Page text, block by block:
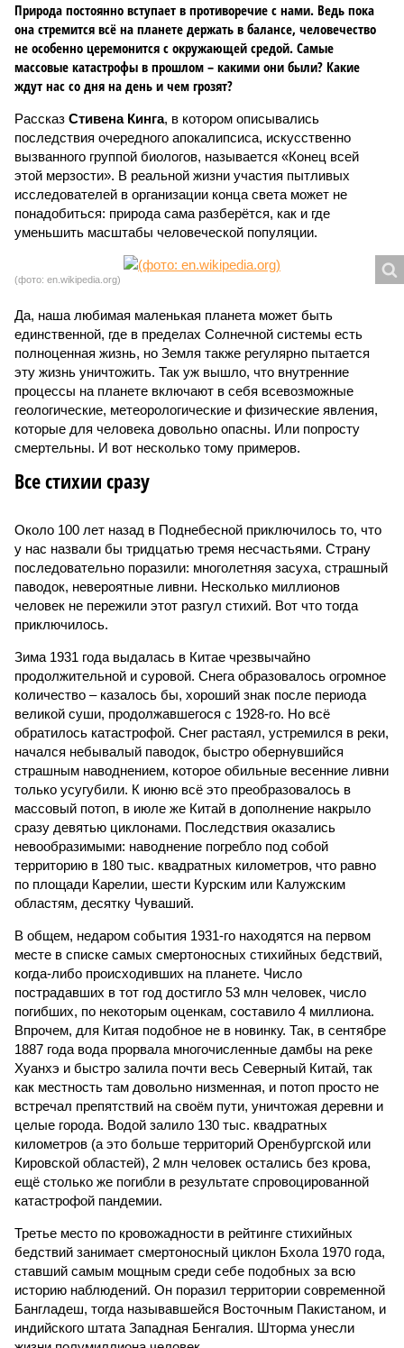
Природа постоянно вступает в противоречие с нами. Ведь пока
она стремится всё на планете держать в балансе, человечество
не особенно церемонится с окружающей средой. Самые
массовые катастрофы в прошлом – какими они были? Какие
ждут нас со дня на день и чем грозят?
Рассказ Стивена Кинга, в котором описывались
последствия очередного апокалипсиса, искусственно
вызванного группой биологов, называется «Конец всей
этой мерзости». В реальной жизни участия пытливых
исследователей в организации конца света может не
понадобиться: природа сама разберётся, как и где
уменьшить масштабы человеческой популяции.
(фото: en.wikipedia.org)
Да, наша любимая маленькая планета может быть
единственной, где в пределах Солнечной системы есть
полноценная жизнь, но Земля также регулярно пытается
эту жизнь уничтожить. Так уж вышло, что внутренние
процессы на планете включают в себя всевозможные
геологические, метеорологические и физические явления,
которые для человека довольно опасны. Или попросту
смертельны. И вот несколько тому примеров.
Все стихии сразу
Около 100 лет назад в Поднебесной приключилось то, что
у нас назвали бы тридцатью тремя несчастьями. Страну
последовательно поразили: многолетняя засуха, страшный
паводок, невероятные ливни. Несколько миллионов
человек не пережили этот разгул стихий. Вот что тогда
приключилось.
Зима 1931 года выдалась в Китае чрезвычайно
продолжительной и суровой. Снега образовалось огромное
количество – казалось бы, хороший знак после периода
великой суши, продолжавшегося с 1928-го. Но всё
обратилось катастрофой. Снег растаял, устремился в реки,
начался небывалый паводок, быстро обернувшийся
страшным наводнением, которое обильные весенние ливни
только усугубили. К июню всё это преобразовалось в
массовый потоп, в июле же Китай в дополнение накрыло
сразу девятью циклонами. Последствия оказались
невообразимыми: наводнение погребло под собой
территорию в 180 тыс. квадратных километров, что равно
по площади Карелии, шести Курским или Калужским
областям, десятку Чуваший.
В общем, недаром события 1931-го находятся на первом
месте в списке самых смертоносных стихийных бедствий,
когда-либо происходивших на планете. Число
пострадавших в тот год достигло 53 млн человек, число
погибших, по некоторым оценкам, составило 4 миллиона.
Впрочем, для Китая подобное не в новинку. Так, в сентябре
1887 года вода прорвала многочисленные дамбы на реке
Хуанхэ и быстро залила почти весь Северный Китай, так
как местность там довольно низменная, и потоп просто не
встречал препятствий на своём пути, уничтожая деревни и
целые города. Водой залило 130 тыс. квадратных
километров (а это больше территорий Оренбургской или
Кировской областей), 2 млн человек остались без крова,
ещё столько же погибли в результате спровоцированной
катастрофой пандемии.
Третье место по кровожадности в рейтинге стихийных
бедствий занимает смертоносный циклон Бхола 1970 года,
ставший самым мощным среди себе подобных за всю
историю наблюдений. Он поразил территории современной
Бангладеш, тогда называвшейся Восточным Пакистаном, и
индийского штата Западная Бенгалия. Шторма унесли